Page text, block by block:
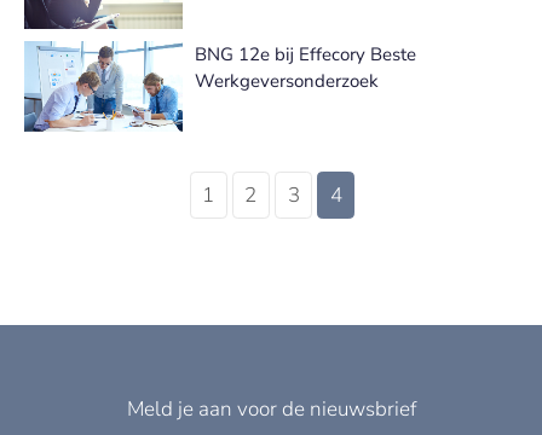
BNG 12e bij Effecory Beste
Werkgeversonderzoek
1 2 3 4
Meld je aan voor de nieuwsbrief